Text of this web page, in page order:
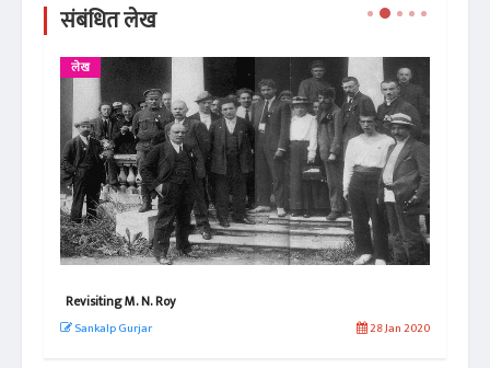
संबंधित लेख
लेख
Revisiting M. N. Roy
Sankalp Gurjar 28 Jan 2020